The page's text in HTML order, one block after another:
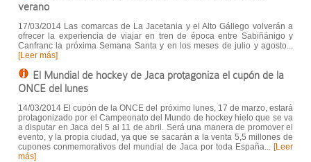
verano
17/03/2014 Las comarcas de La Jacetania y el Alto Gállego volverán a
ofrecer la experiencia de viajar en tren de época entre Sabiñánigo y
Canfranc la próxima Semana Santa y en los meses de julio y agosto...
[Leer más]
El Mundial de hockey de Jaca protagoniza el cupón de la
ONCE del lunes
14/03/2014 El cupón de la ONCE del próximo lunes, 17 de marzo, estará
protagonizado por el Campeonato del Mundo de hockey hielo que se va
a disputar en Jaca del 5 al 11 de abril. Será una manera de promover el
evento, y la propia ciudad, ya que se sacarán a la venta 5,5 millones de
cupones conmemorativos del mundial de Jaca por toda España... [Leer
más]